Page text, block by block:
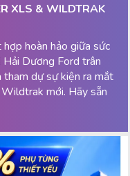
XLS & WILDTRAK
hoàn hảo giữa sức
Hải Dương Ford trân
tham dự sự kiện ra mắt
mới. Hãy sẵn